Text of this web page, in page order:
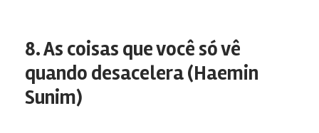
8. As coisas que você só vê
quando desacelera (Haemin
Sunim)